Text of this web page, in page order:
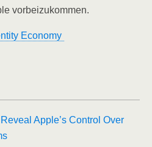
vorbeizukommen.
Economy
Apple’s Con­trol Over